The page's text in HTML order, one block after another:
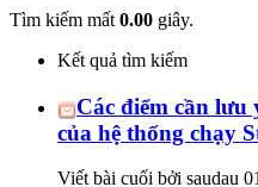
Tìm kiếm mất 0.00 giây.
Kết quả tìm kiếm
Các điểm cần lưu
của hệ thống chạy
Viết bài cuối bởi saudau